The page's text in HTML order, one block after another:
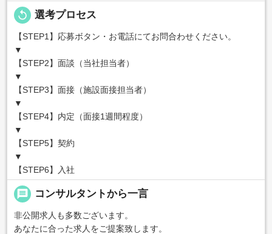
replay 選考プロセス
【STEP1】応募ボタン・お電話にてお問合わせください。
▼
【STEP2】面談（当社担当者）
▼
【STEP3】面接（施設面接担当者）
▼
【STEP4】内定（面接1週間程度）
▼
【STEP5】契約
▼
【STEP6】入社
message コンサルタントから一言
非公開求人も多数ございます。
あなたに合った求人をご提案致します。